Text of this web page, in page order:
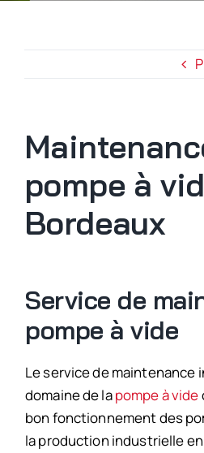
pompe à
Bordeaux
Service de
pompe à vide
Le service de maintenance
domaine de lapompe à vide
bon fonctionnement des
la production industrielle